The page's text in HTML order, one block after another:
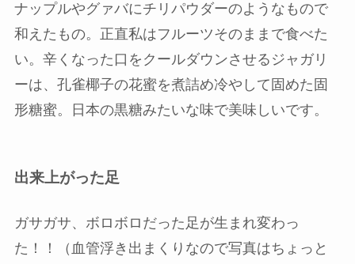
ナップルやグァバにチリパウダーのようなもので
和えたもの。正直私はフルーツそのままで食べた
い。辛くなった口をクールダウンさせるジャガリ
ーは、孔雀椰子の花蜜を煮詰め冷やして固めた固
形糖蜜。日本の黒糖みたいな味で美味しいです。
出来上がった足
ガサガサ、ボロボロだった足が生まれ変わっ
た！！（血管浮き出まくりなので写真はちょっと